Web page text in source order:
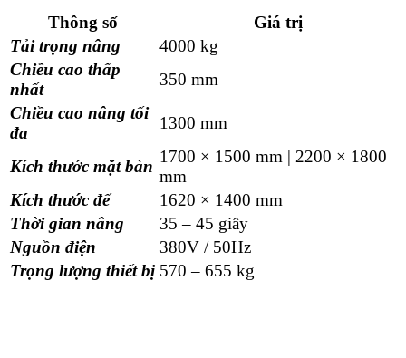
Thông số
Giá trị
Tải trọng nâng
4000 kg
Chiều cao thấp
nhất
350 mm
Chiều cao nâng tối
đa
1300 mm
Kích thước mặt bàn
1700 × 1500 mm | 2200 × 1800
mm
Kích thước đế
1620 × 1400 mm
Thời gian nâng
35 – 45 giây
Nguồn điện
380V / 50Hz
Trọng lượng thiết bị 570 – 655 kg